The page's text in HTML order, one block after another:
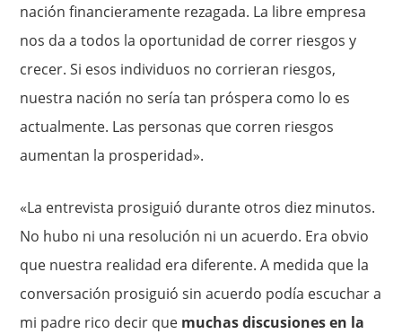
nación financieramente rezagada. La libre empresa
nos da a todos la oportunidad de correr riesgos y
crecer. Si esos individuos no corrieran riesgos,
nuestra nación no sería tan próspera como lo es
actualmente. Las personas que corren riesgos
aumentan la prosperidad».
«La entrevista prosiguió durante otros diez minutos.
No hubo ni una resolución ni un acuerdo. Era obvio
que nuestra realidad era diferente. A medida que la
conversación prosiguió sin acuerdo podía escuchar a
mi padre rico decir que muchas discusiones en la